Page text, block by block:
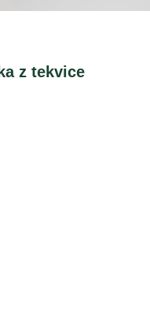
z tekvice